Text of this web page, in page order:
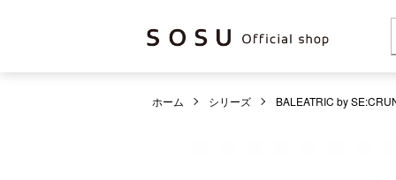
ホーム シリーズ BALEATRIC by